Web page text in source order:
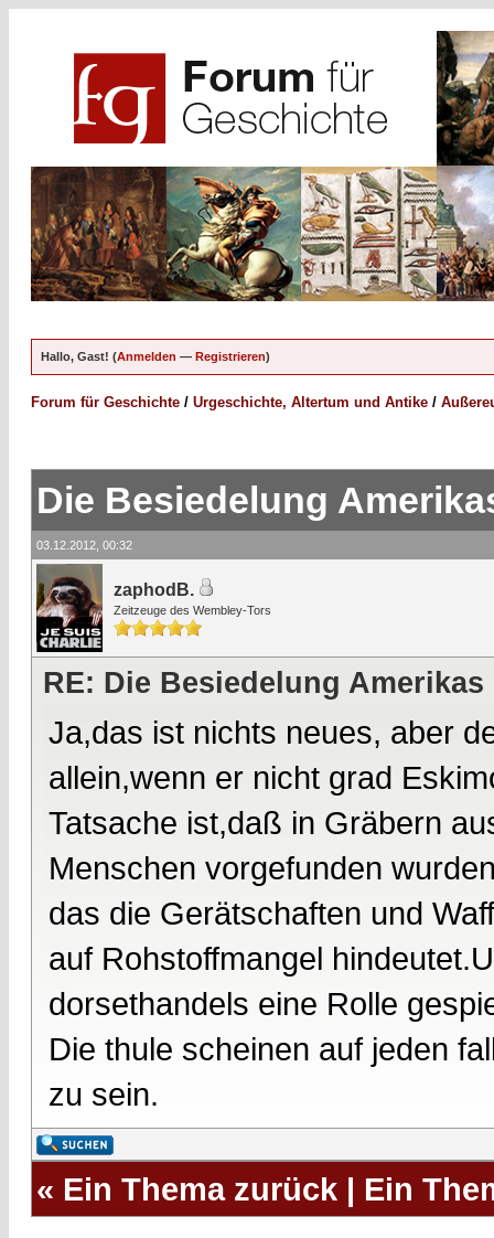
Hallo, Gast! (Anmelden — Registrieren)
Forum für Geschichte / Urgeschichte, Altertum und Antike /
Die Besiedelung
03.12.2012, 00:32
zaphodB.
Zeitzeuge des Wembley-Tors
RE: Die Besiedelung Amerikas
Ja,das ist nichts neues, aber
allein,wenn er nicht grad
Tatsache ist,daß in Gräbern
Menschen vorgefunden
das die Gerätschaften und
auf Rohstoffmangel
dorsethandels eine Rolle
Die thule scheinen auf jeden
zu sein.
« Ein Thema zurück | Ein